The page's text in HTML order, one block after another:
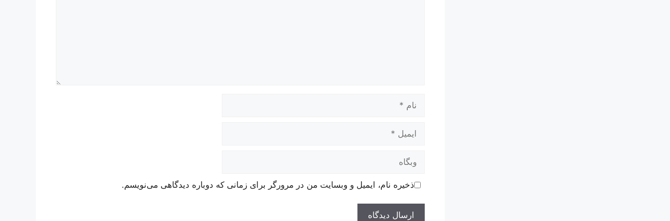
وبگاه
ذخیره نام، ایمیل و وبسایت من در مرورگر برای زمانی که دوباره دیدگاهی می‌نویسم.